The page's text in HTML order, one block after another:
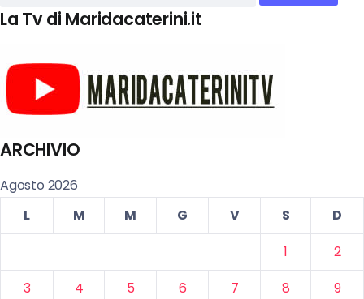
La Tv di Maridacaterini.it
ARCHIVIO
Agosto 2026
L
M M G V S
D
1
2
3
4 5 6 7 8
9